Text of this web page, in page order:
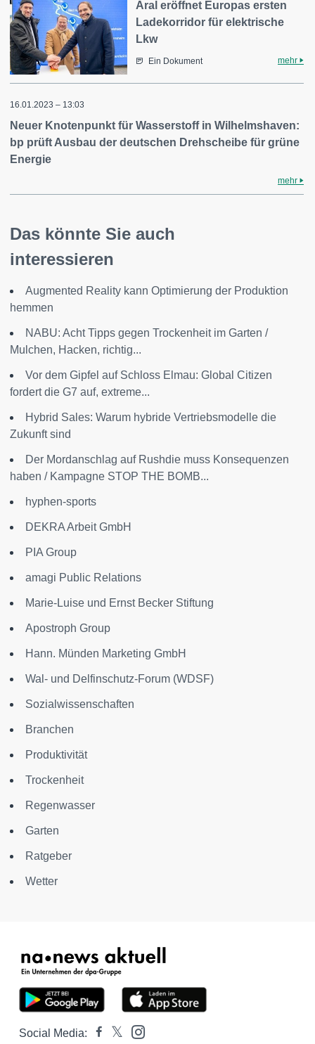
Aral eröffnet Europas ersten
Ladekorridor für elektrische
Lkw
Ein Dokument mehr
16.01.2023 – 13:03
Neuer Knotenpunkt für Wasserstoff in Wilhelmshaven:
bp prüft Ausbau der deutschen Drehscheibe für grüne
Energie
mehr
Das könnte Sie auch
interessieren
Augmented Reality kann Optimierung der Produktion
hemmen
NABU: Acht Tipps gegen Trockenheit im Garten /
Mulchen, Hacken, richtig...
Vor dem Gipfel auf Schloss Elmau: Global Citizen
fordert die G7 auf, extreme...
Hybrid Sales: Warum hybride Vertriebsmodelle die
Zukunft sind
Der Mordanschlag auf Rushdie muss Konsequenzen
haben / Kampagne STOP THE BOMB...
hyphen-sports
DEKRA Arbeit GmbH
PIA Group
amagi Public Relations
Marie-Luise und Ernst Becker Stiftung
Apostroph Group
Hann. Münden Marketing GmbH
Wal- und Delfinschutz-Forum (WDSF)
Sozialwissenschaften
Branchen
Produktivität
Trockenheit
Regenwasser
Garten
Ratgeber
Wetter
Social Media: